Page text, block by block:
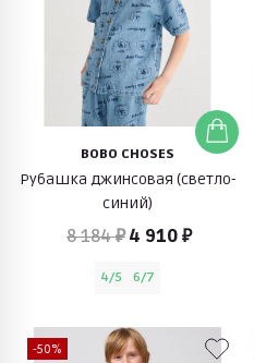
BOBO CHOSES
Рубашка джинсовая (светло-
синий)
8 184 ₽ 4 910 ₽
4/5 6/7
-50%